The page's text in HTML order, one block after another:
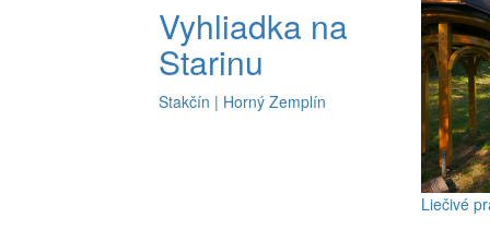
Vyhliadka na
Starinu
Stakčín | Horný Zemplín
Liečivé